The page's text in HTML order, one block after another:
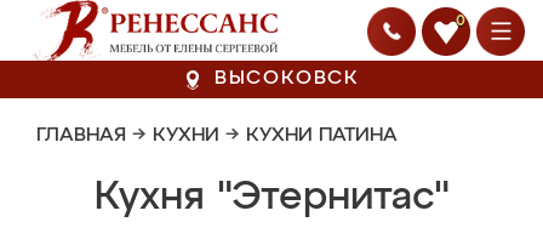
0
ВЫСОКОВСК
ГЛАВНАЯ → КУХНИ → КУХНИ ПАТИНА
Кухня "Этернитас"